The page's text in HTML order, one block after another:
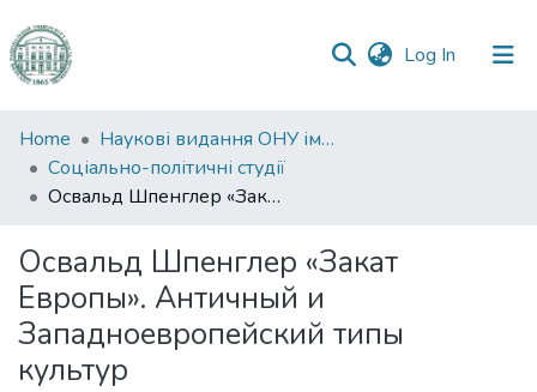
Log In (current)
Communities
&
Collections
Statistics
Home
Наукові видання ОНУ імені І. І. Мечникова
Соціально-політичні студії
Освальд Шпенглер «Закат Европы». Античный и Западноевропейский типы культур
Освальд Шпенглер «Закат
Европы». Античный и
Западноевропейский типы
культур